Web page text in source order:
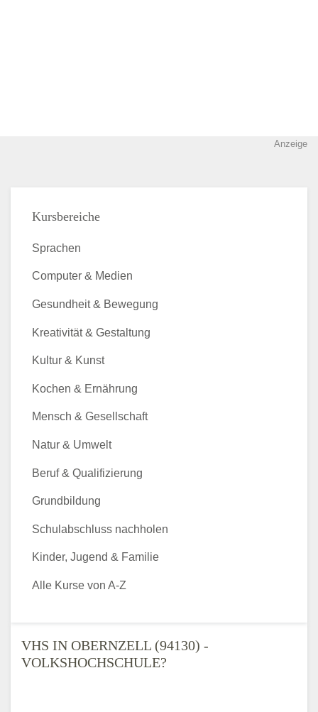
Anzeige
VHS IN OBERNZELL (94130) -
VOLKSHOCHSCHULE?
Kursbereiche
Sprachen
Computer & Medien
Gesundheit & Bewegung
Kreativität & Gestaltung
Kultur & Kunst
Kochen & Ernährung
Mensch & Gesellschaft
Natur & Umwelt
Beruf & Qualifizierung
Grundbildung
Schulabschluss nachholen
Kinder, Jugend & Familie
Alle Kurse von A-Z